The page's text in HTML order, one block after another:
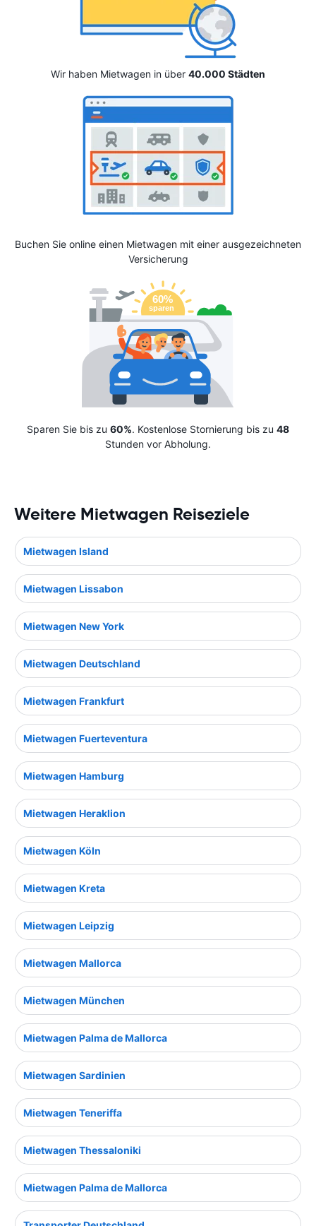
Wir haben Mietwagen in über 40.000 Städten
Buchen Sie online einen Mietwagen mit einer ausgezeichneten
Versicherung
Sparen Sie bis zu 60%. Kostenlose Stornierung bis zu 48
Stunden vor Abholung.
Weitere Mietwagen Reiseziele
Mietwagen Island
Mietwagen Lissabon
Mietwagen New York
Mietwagen Deutschland
Mietwagen Frankfurt
Mietwagen Fuerteventura
Mietwagen Hamburg
Mietwagen Heraklion
Mietwagen Köln
Mietwagen Kreta
Mietwagen Leipzig
Mietwagen Mallorca
Mietwagen München
Mietwagen Palma de Mallorca
Mietwagen Sardinien
Mietwagen Teneriffa
Mietwagen Thessaloniki
Mietwagen Palma de Mallorca